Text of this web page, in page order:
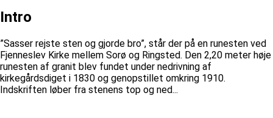
Intro
”Sasser rejste sten og gjorde bro”, står der på en runesten ved
Fjenneslev Kirke mellem Sorø og Ringsted. Den 2,20 meter høje
runesten af granit blev fundet under nedrivning af
kirkegårdsdiget i 1830 og genopstillet omkring 1910.
Indskriften løber fra stenens top og ned...